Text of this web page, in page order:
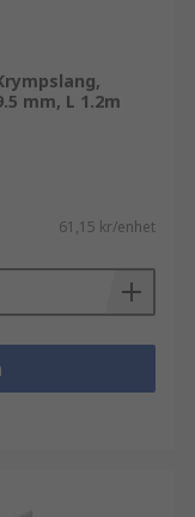
mm, L 1.2m
61,15 kr/enhet